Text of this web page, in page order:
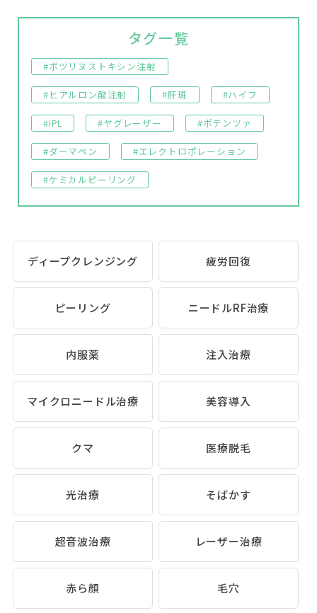
タグ一覧
#ボツリヌストキシン注射
#ヒアルロン酸注射 #肝斑 #ハイフ
#IPL #ヤグレーザー #ポテンツァ
#ダーマペン #エレクトロポレーション
#ケミカルピーリング
ディープクレンジング 疲労回復
ピーリング ニードルRF治療
内服薬 注入治療
マイクロニードル治療 美容導入
クマ 医療脱毛
光治療 そばかす
超音波治療 レーザー治療
赤ら顔 毛穴